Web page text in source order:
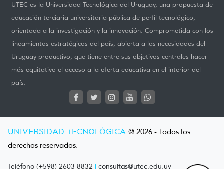
UTEC es la Universidad Tecnológica del Uruguay, una propuesta de
educación terciaria universitaria pública de perfil tecnológico,
orientada a la investigación y la innovación. Comprometida con los
lineamientos estratégicos del país, abierta a las necesidades del
Uruguay productivo, que tiene entre sus objetivos centrales hacer
más equitativo el acceso a la oferta educativa en el interior del
país.
UNIVERSIDAD TECNOLÓGICA @ 2026 - Todos los
derechos reservados.
Teléfono (+598) 2603 8832 | consultas@utec.edu.uy